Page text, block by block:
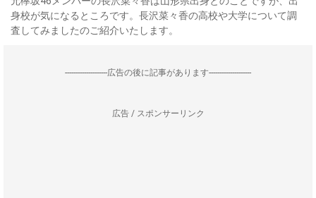
身校が気になるところです。長沢菜々香の高校や大学について調
査してみましたのご紹介いたします。
--------------------広告の後に記事があります--------------------
広告 / スポンサーリンク